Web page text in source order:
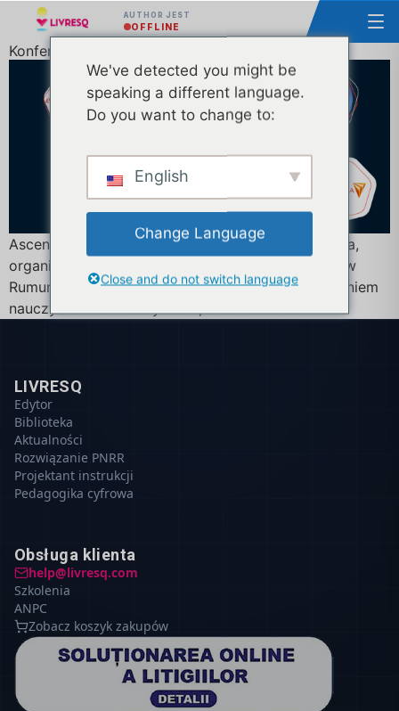
AUTHOR JEST
OFFLINE
Konferencja eLearning Rumunia - 2 edycja
Ascendia S.A., we współpracy z Microsoft Romania,
organizuje największe wydarzenie e-learningowe w
Rumunii, cieszące się maksymalnym zainteresowaniem
nauczycieli z uniwersytetów, szkół średnich i firm.
LIVRESQ
Edytor
Biblioteka
Aktualności
Rozwiązanie PNRR
Projektant instrukcji
Pedagogika cyfrowa
Obsługa klienta
help@livresq.com
Szkolenia
ANPC
Zobacz koszyk zakupów
We've detected you might be
speaking a different language.
Do you want to change to:
English
Change Language
Close and do not switch language